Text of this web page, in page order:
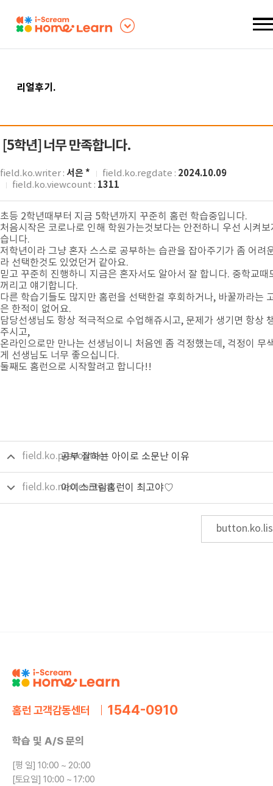
리얼후기 .
[5학년] 너무 만족합니다.
field.ko.writer : 서은 * field.ko.regdate : 2024.10.09
field.ko.viewcount : 1311
초등 2학년때부터 지금 5학년까지 꾸준히 홈런 학습중입니다.
처음시작은 코로나로 인해 학원가는것보다는 안전하니 우선 시켜보
습니다.
저학년이라 그냥 혼자 스스로 공부하는 습관을 잡아주기가 좀 어려
라 선택한것도 있었던거 같아요.
믿고 꾸준히 진행하니 지금은 혼자서도 알아서 잘 합니다. 중학교때
꺼리고 얘기합니다.
다른 학습기들도 많지만 홈런을 선택한걸 후회하거나, 바꿀까라는
은 한적이 없어요.
담당선생님도 항상 적극적으로 수업해쥬시고, 문제가 생기면 항상
주시고,
온라인으로만 만나는 선생님이니 처음엔 좀 걱정했는데, 걱정이 무
게 선생님도 너무 좋으십니다.
둘째도 홈런으로 시작할려고 합니다!!
field.ko.precontent
공부 잘하는 아이로 소문난 이유
field.ko.nextcontent
아이스크림홈런이 최고야♡
홈런 고객감동센터
학습 및 A/S 문의
[평 일] 10:00 ~ 20:00
[토요일] 10:00 ~ 17:00
1544-0910